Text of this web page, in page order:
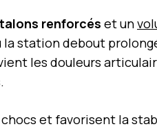
talons renforcés et un
station debout
les douleurs
et favorisent la